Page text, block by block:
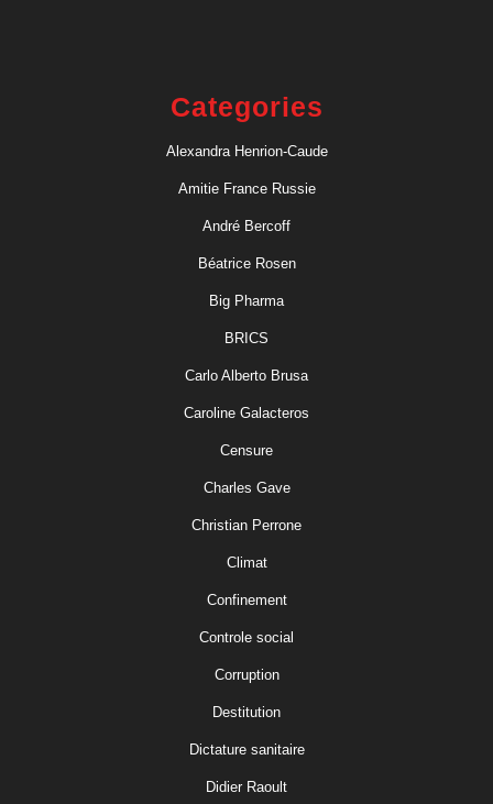
Categories
Alexandra Henrion-Caude
Amitie France Russie
André Bercoff
Béatrice Rosen
Big Pharma
BRICS
Carlo Alberto Brusa
Caroline Galacteros
Censure
Charles Gave
Christian Perrone
Climat
Confinement
Controle social
Corruption
Destitution
Dictature sanitaire
Didier Raoult